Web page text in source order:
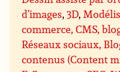
d’images,3D,
commerce, CMS,
Réseaux sociaux,
contenus (Content